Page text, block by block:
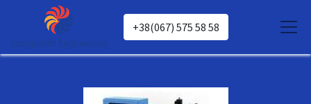
+38(067) 575 58 58